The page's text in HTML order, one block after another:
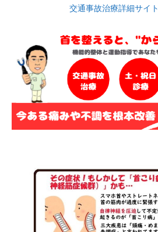
交通事故治療詳細サイ